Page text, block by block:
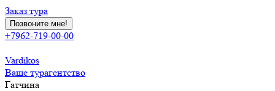
Заказ тура
Позвоните мне!
+7962-719-00-00
Vardikos
Ваше турагентство
Гатчина